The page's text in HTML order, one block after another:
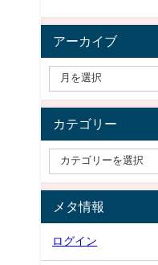
アーカイブ
カテゴリー
メタ情報
ログイン